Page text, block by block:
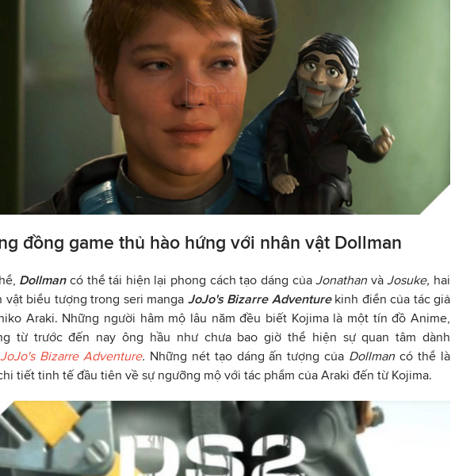
đồng game thủ hào hứng với nhân vật Dollman
Dollmancó thể tái hiện lại phong cách tạo dáng củaJonathan vàJosuke, hai
vật biểu tượng trong seri manga JoJo's Bizarre Adventurekinh điển của tác giả
Araki. Những người hâm mộ lâu năm đều biết Kojima là một tín đồ Anime,
từ trước đến nay ông hầu như chưa bao giờ thể hiện sự quan tâm dành
JoJo's Bizarre Adventure. Những nét tạo dáng ấn tượng của Dollman có thể là
tiết tinh tế đầu tiên về sự ngưỡng mộ với tác phẩm của Araki đến từ Kojima.